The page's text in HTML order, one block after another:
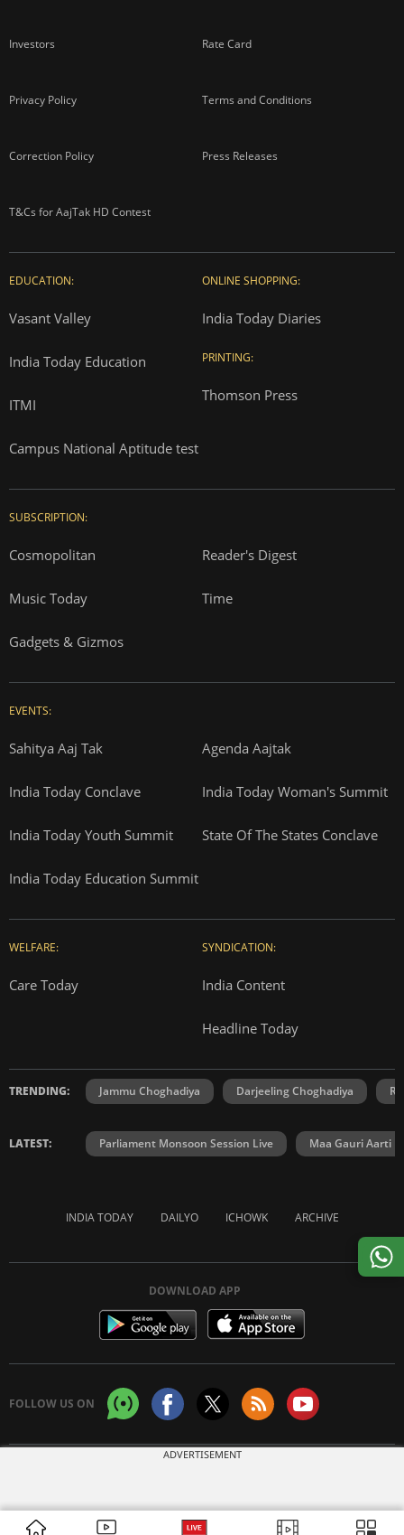
Investors Rate Card
Privacy Policy Terms and Conditions
Correction Policy Press Releases
T&Cs for AajTak HD Contest
EDUCATION:
Vasant Valley
India Today Education
ITMI
Campus National Aptitude test
ONLINE SHOPPING:
India Today Diaries
PRINTING:
Thomson Press
SUBSCRIPTION:
Cosmopolitan Reader's Digest
Music Today Time
Gadgets & Gizmos
EVENTS:
Sahitya Aaj Tak Agenda Aajtak
India Today Conclave India Today Woman's Summit
India Today Youth Summit State Of The States Conclave
India Today Education Summit
WELFARE:
Care Today
SYNDICATION:
India Content
Headline Today
TRENDING: Jammu Choghadiya Darjeeling Choghadiya
LATEST: Parliament Monsoon Session Live Maa Gauri Aarti
INDIA TODAY DAILYO ICHOWK ARCHIVE
DOWNLOAD APP
FOLLOW US ON
ADVERTISEMENT